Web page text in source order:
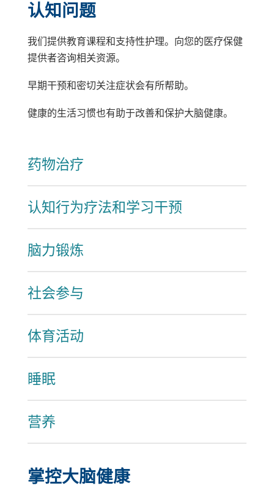
认知问题
我们提供教育课程和支持性护理。向您的医疗保健
提供者咨询相关资源。
早期干预和密切关注症状会有所帮助。
健康的生活习惯也有助于改善和保护大脑健康。
药物治疗
认知行为疗法和学习干预
脑力锻炼
社会参与
体育活动
睡眠
营养
掌控大脑健康